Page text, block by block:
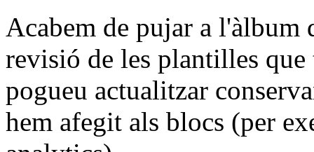
Acabem de pujar a l'àlbum
revisió de les plantilles
pogueu actualitzar
hem afegit als blocs (per